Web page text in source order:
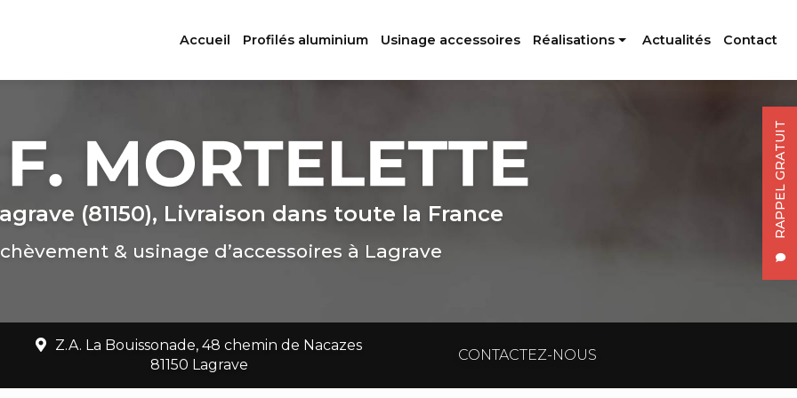
RAPPEL GRATUIT
Accueil Profilés aluminium Usinage accessoires Réalisations Actualités Contact
(81150), Livraison dans toute la France
& usinage d’accessoires à Lagrave
Z.A. La Bouissonade, 48 chemin de Nacazes
81150 Lagrave
CONTACTEZ-NOUS